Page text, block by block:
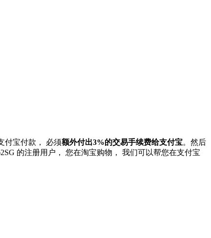
付宝付款， 必须额外付出3%的交易手续费给支付宝。然后
的注册用户， 您在淘宝购物， 我们可以帮您在支付宝